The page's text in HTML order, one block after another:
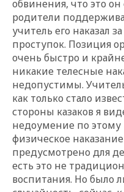
обвинения, что это
родители
учитель его наказал
проступок. Позиция
очень быстро и
никакие телесные
недопустимы.
как только стало
стороны казаков я
недоумение по этому
физическое
предусмотрено для
есть это не
воспитания. Но было